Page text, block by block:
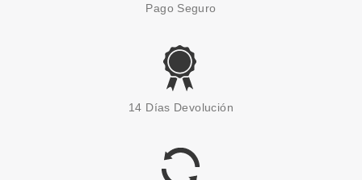
Pago Seguro
14 Días Devolución